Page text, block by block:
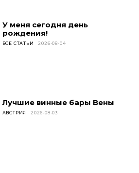
У меня сегодня день
рождения!
ВСЕ СТАТЬИ 2026-08-04
Лучшие винные бары Вены
АВСТРИЯ 2026-08-03